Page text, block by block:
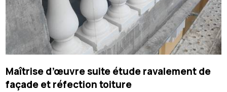
Maîtrise d’œuvre suite étude ravalement de
façade et réfection toiture